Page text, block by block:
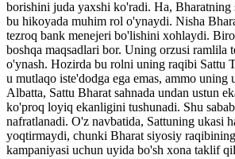
borishini juda yaxshi ko'radi. Ha, Bharatning
bu hikoyada muhim rol o'ynaydi. Nisha
tezroq bank menejeri bo'lishini xohlaydi.
boshqa maqsadlari bor. Uning orzusi ramlila
o'ynash. Hozirda bu rolni uning raqibi Sattu
u mutlaqo iste'dodga ega emas, ammo uning
Albatta, Sattu Bharat sahnada undan ustun
ko'proq loyiq ekanligini tushunadi. Shu
nafratlanadi. O'z navbatida, Sattuning ukasi
yoqtirmaydi, chunki Bharat siyosiy
kampaniyasi uchun uyida bo'sh xona taklif